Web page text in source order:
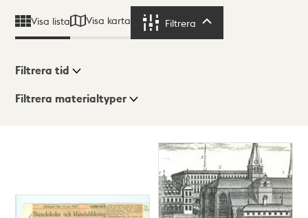
Visa lista Visa karta Filtrera
Visningsläge
Filtrera tid
Filtrera materialtyper